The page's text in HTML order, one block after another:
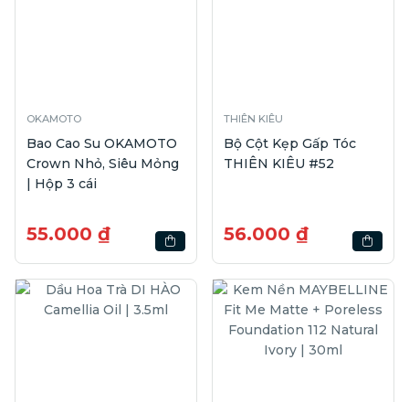
OKAMOTO
Bao Cao Su OKAMOTO
Crown Nhỏ, Siêu Mỏng
| Hộp 3 cái
55.000 ₫
THIÊN KIÊU
Bộ Cột Kẹp Gấp Tóc
THIÊN KIÊU #52
56.000 ₫